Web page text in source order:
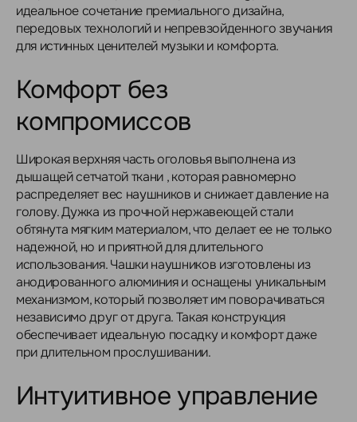
идеальное сочетание премиального дизайна,
передовых технологий и непревзойденного звучания
для истинных ценителей музыки и комфорта.
Комфорт без
компромиссов
Широкая верхняя часть оголовья выполнена из
дышащей сетчатой ткани , которая равномерно
распределяет вес наушников и снижает давление на
голову. Дужка из прочной нержавеющей стали
обтянута мягким материалом, что делает ее не только
надежной, но и приятной для длительного
использования. Чашки наушников изготовлены из
анодированного алюминия и оснащены уникальным
механизмом, который позволяет им поворачиваться
независимо друг от друга. Такая конструкция
обеспечивает идеальную посадку и комфорт даже
при длительном прослушивании.
Интуитивное управление